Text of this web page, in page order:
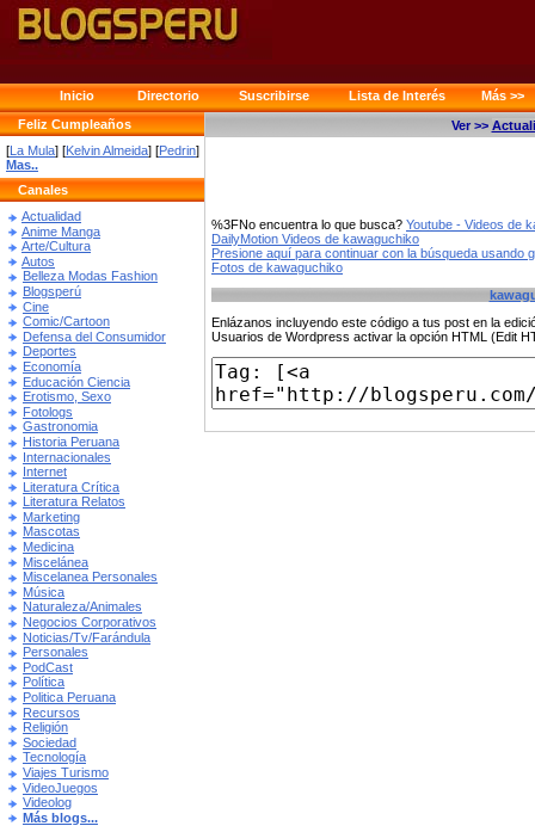
Inicio Directorio Suscribirse Lista de Interés
Más >>
Feliz Cumpleaños
[La Mula] [Kelvin Almeida] [Pedrin]
Mas..
Canales
Actualidad
Anime Manga
Arte/Cultura
Autos
Belleza Modas Fashion
Blogsperú
Cine
Comic/Cartoon
Defensa del Consumidor
Deportes
Economía
Educación Ciencia
Erotismo, Sexo
Fotologs
Gastronomia
Historia Peruana
Internacionales
Internet
Literatura Crítica
Literatura Relatos
Marketing
Mascotas
Medicina
Miscelánea
Miscelanea Personales
Música
Naturaleza/Animales
Negocios Corporativos
Noticias/Tv/Farándula
Personales
PodCast
Política
Politica Peruana
Recursos
Religión
Sociedad
Tecnología
Viajes Turismo
VideoJuegos
Videolog
Más blogs...
Ver >>
%3FNo encuentra lo que busca? Youtube - Videos de
DailyMotion Videos de kawaguchiko
Presione aquí para continuar con la búsqueda usando
Fotos de kawaguchiko
Enlázanos incluyendo este código a tus post en la
Usuarios de Wordpress activar la opción HTML (Edit